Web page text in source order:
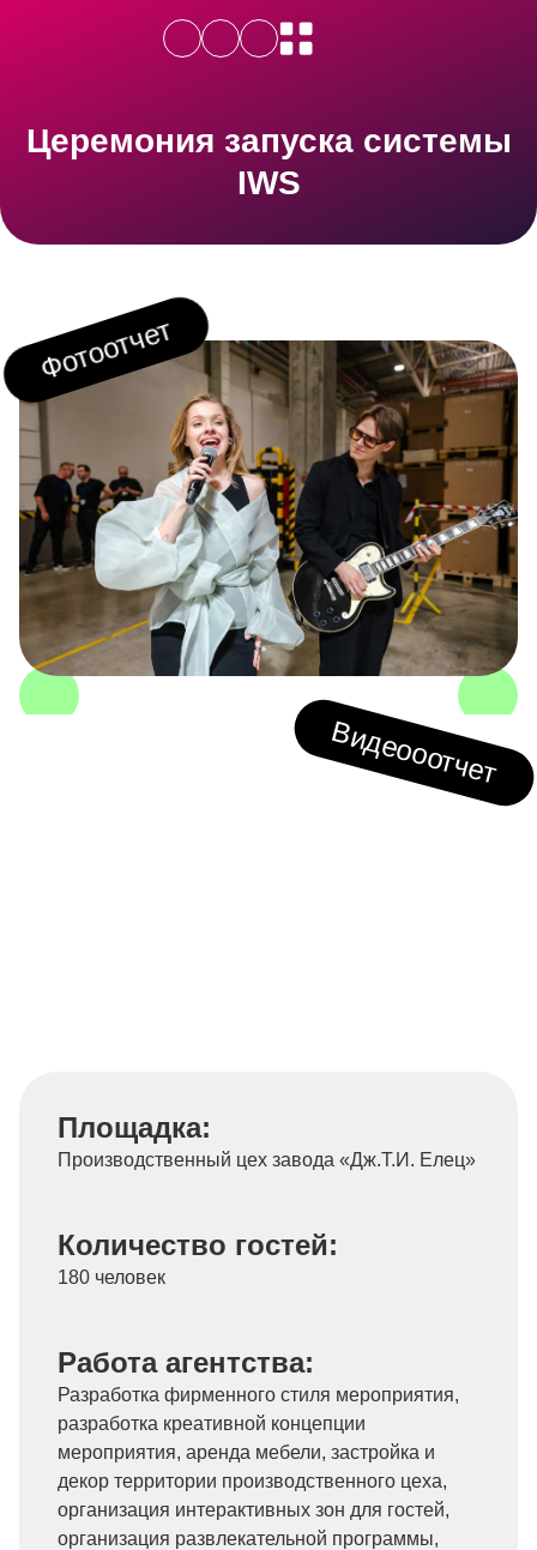
Церемония запуска системы
IWS
Видеооотчет
Площадка:
Производственный цех завода «Дж.Т.И. Елец»
Количество гостей:
180 человек
Работа агентства:
Разработка фирменного стиля мероприятия,
разработка креативной концепции
мероприятия, аренда мебели, застройка и
декор территории производственного цеха,
организация интерактивных зон для гостей,
организация развлекательной программы,
Фотоотчет